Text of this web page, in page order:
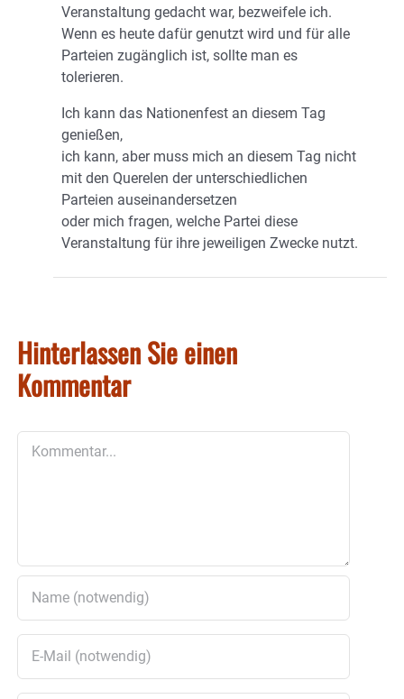
Veranstaltung gedacht war, bezweifele ich.
Wenn es heute dafür genutzt wird und für alle
Parteien zugänglich ist, sollte man es
tolerieren.
Ich kann das Nationenfest an diesem Tag
genießen,
ich kann, aber muss mich an diesem Tag nicht
mit den Querelen der unterschiedlichen
Parteien auseinandersetzen
oder mich fragen, welche Partei diese
Veranstaltung für ihre jeweiligen Zwecke nutzt.
Hinterlassen Sie einen
Kommentar